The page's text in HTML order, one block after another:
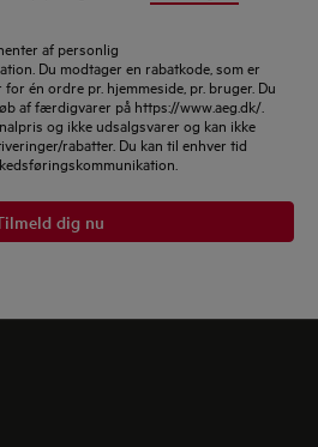
af personlig
Du modtager en rabatkode, som er
én ordre pr. hjemmeside, pr. bruger. Du
af færdigvarer på https://www.aeg.dk/.
og ikke udsalgsvarer og kan ikke
rabatter. Du kan til enhver tid
dig nu